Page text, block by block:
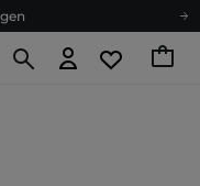
mehr Punkte
Österreich